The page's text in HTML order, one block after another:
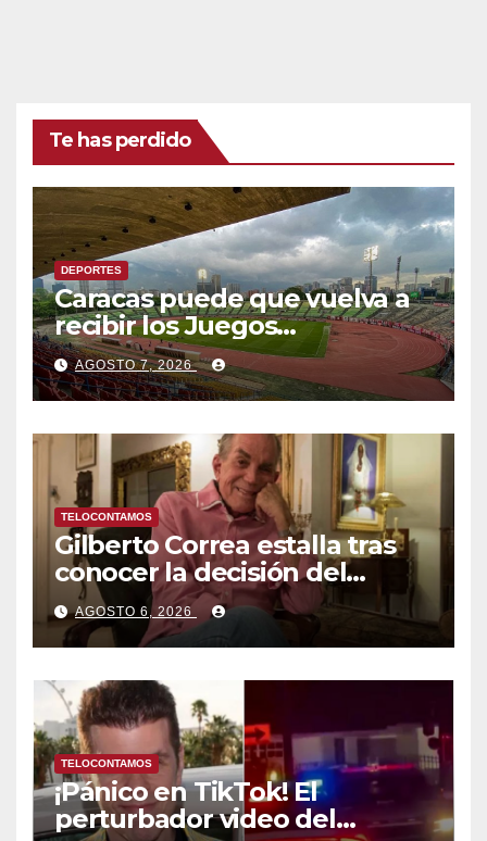
Te has perdido
DEPORTES
Caracas puede que vuelva a
recibir los Juegos
Centroamericanos y del
Caribe tras mas de 70 años
AGOSTO 7, 2026
TELOCONTAMOS
Gilberto Correa estalla tras
conocer la decisión del
tribunal en su caso
AGOSTO 6, 2026
TELOCONTAMOS
¡Pánico en TikTok! El
perturbador video del